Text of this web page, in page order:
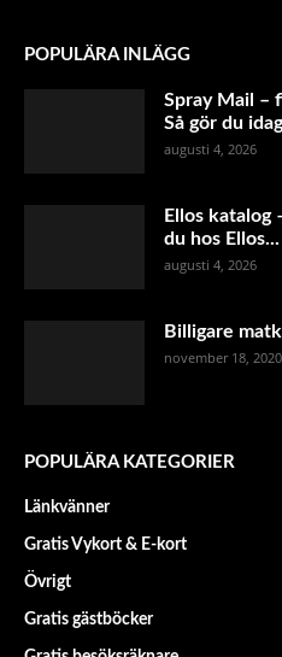
POPULÄRA INLÄGG
Spray Mail –
Så gör du idag
augusti 4, 2026
Ellos katalog
du hos Ellos...
augusti 4, 2026
Billigare
november 18, 2020
POPULÄRA KATEGORIER
Länkvänner
Gratis Vykort & E-kort
Övrigt
Gratis gästböcker